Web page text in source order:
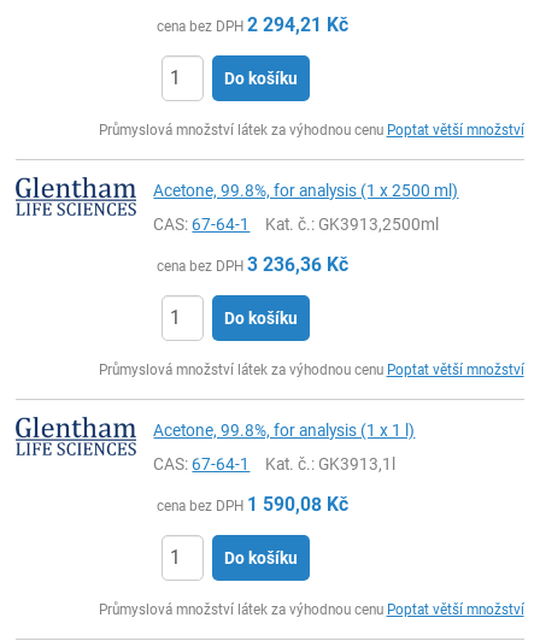
cena bez DPH 2 294,21 Kč
Do košíku
Průmyslová množství látek za výhodnou cenu Poptat větší množství
Acetone, 99.8%, for analysis (1 x 2500 ml)
CAS:67-64-1 Kat. č.: GK3913,2500ml
cena bez DPH 3 236,36 Kč
Do košíku
Průmyslová množství látek za výhodnou cenu Poptat větší množství
Acetone, 99.8%, for analysis (1 x 1 l)
CAS:67-64-1 Kat. č.: GK3913,1l
cena bez DPH 1 590,08 Kč
Do košíku
Průmyslová množství látek za výhodnou cenu Poptat větší množství